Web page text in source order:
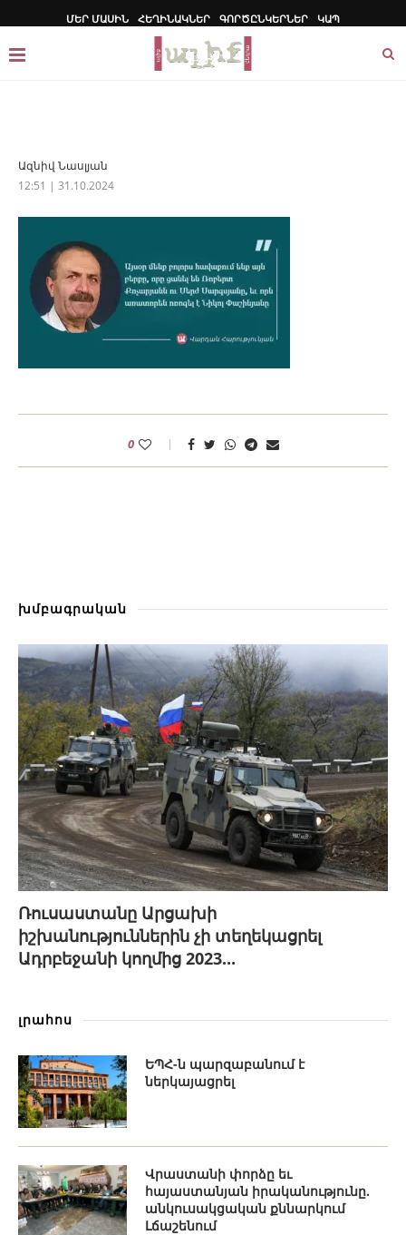
ՄԵՐ ՄԱՍԻՆ ՀԵՂԻՆԱԿՆԵՐ ԳՈՐԾԸՆԿԵՐՆԵՐ ԿԱՊ
Ազնիվ Նասլյան
12:51 | 31.10.2024
0
խմբագրական
Ռուսաստանը Արցախի
իշխանություններին չի տեղեկացրել
Ադրբեջանի կողմից 2023...
լրահոս
ԵՊՀ-ն պարզաբանում է
ներկայացրել
Վրաստանի փորձը եւ
հայաստանյան իրականությունը.
անկուսակցական քննարկում
Լճաշենում